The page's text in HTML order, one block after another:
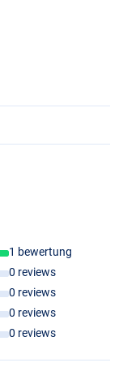
1 bewertung
0 reviews
0 reviews
0 reviews
0 reviews